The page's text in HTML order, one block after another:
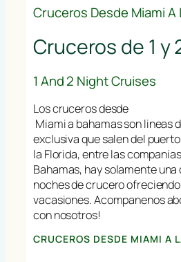
Cruceros Desde Miami A
Cruceros de 1 y
1 And 2 Night Cruises
Los cruceros desde
Miami a bahamas son lineas
exclusiva que salen del
la Florida, entre las
Bahamas, hay solamente
noches de crucero
vacasiones. Acompanenos
con nosotros!
CRUCEROS DESDE MIAMI A